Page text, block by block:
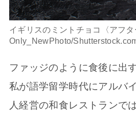
イギリスのミントチョコ〈アフタ
Only_NewPhoto/
ファッジのように食後に出
私が語学留学時代にアルバ
人経営の和食レストランで